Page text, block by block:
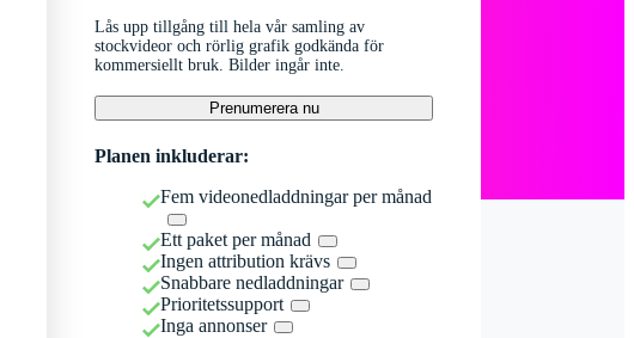
Lås upp tillgång till hela vår samling av
stockvideor och rörlig grafik godkända för
kommersiellt bruk. Bilder ingår inte.
Prenumerera nu
Planen inkluderar:
Fem videonedladdningar per månad
Ett paket per månad
Ingen attribution krävs
Snabbare nedladdningar
Prioritetssupport
Inga annonser